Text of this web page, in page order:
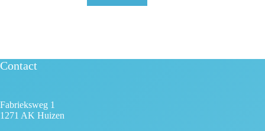
Contact
Fabrieksweg 1
1271 AK Huizen